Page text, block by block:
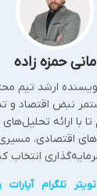
مانی حمزه زاده
نویسنده ارشد تیم
نبض اقتصاد و
با ارائه تحلیل‌های
اقتصادی،
انتخاب
تویتر تلگرام آپارات